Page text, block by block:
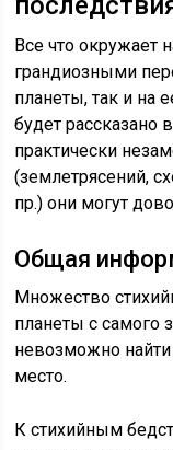
Все что окружает
грандиозными
планеты, так и на
будет рассказано
практически
(землетрясений,
пр.) они могут
Общая
Множество
планеты с самого
невозможно
место.
К стихийным